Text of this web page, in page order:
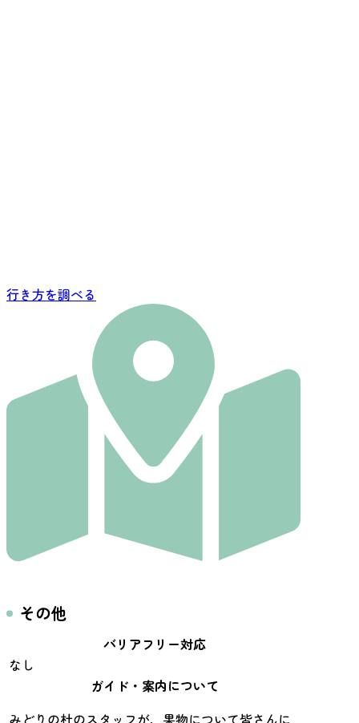
行き方を調べる
その他
バリアフリー対応
なし
ガイド・案内について
みどりの杜のスタッフが、果物について皆さんに